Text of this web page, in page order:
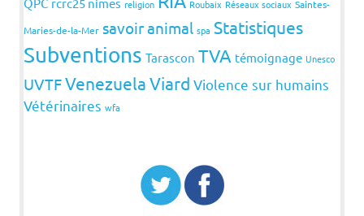
religion Roubaix Réseaux sociaux Saintes-
Maries-de-la-Mer savoir animal spa Statistiques
Subventions Tarascon TVA témoignage Unesco
UVTFVenezuelaViard Violence sur humains
Vétérinaires wfa